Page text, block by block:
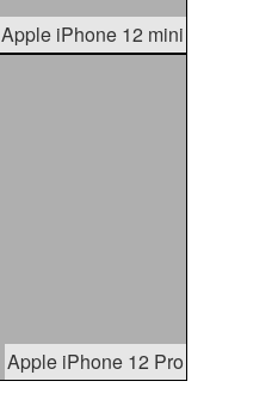
Apple iPhone 12 mini
Apple iPhone 12 Pro